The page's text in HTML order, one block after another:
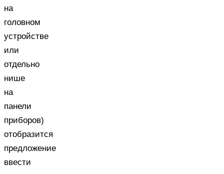
на
головном
устройстве
или
отдельно
нише
на
панели
приборов)
отобразится
предложение
ввести